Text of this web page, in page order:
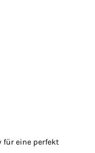
für eine perfekt